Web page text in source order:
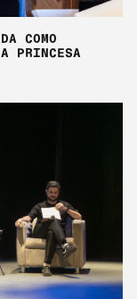
COMO
PRINCESA